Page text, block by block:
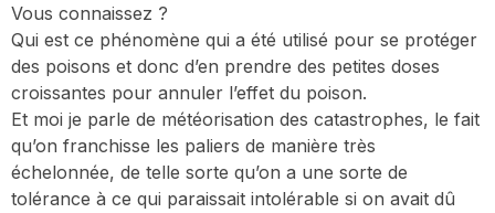
Vous connaissez ?
Qui est ce phénomène qui a été utilisé pour se protéger
des poisons et donc d’en prendre des petites doses
croissantes pour annuler l’effet du poison.
Et moi je parle de météorisation des catastrophes, le fait
qu’on franchisse les paliers de manière très
échelonnée, de telle sorte qu’on a une sorte de
tolérance à ce qui paraissait intolérable si on avait dû